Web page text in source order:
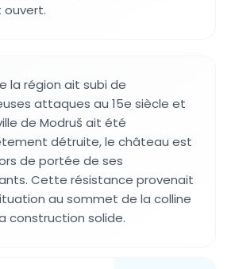
ouvert.
la région ait subi de
attaques au 15e siècle et
de Modruš ait été
détruite, le château est
de portée de ses
Cette résistance provenait
au sommet de la colline
construction solide.